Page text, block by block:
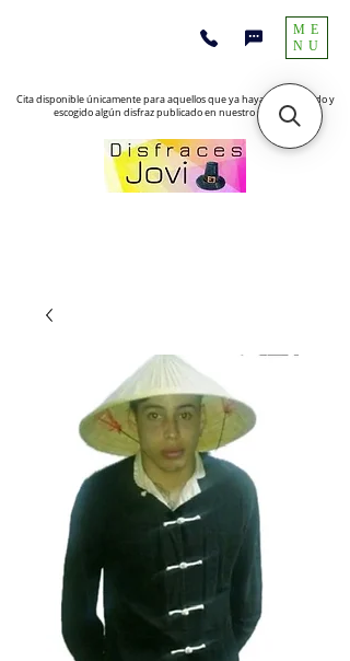
Cita disponible únicamente para aquellos que ya hayan encontrado y
escogido algún disfraz publicado en nuestro sitio web
ME
NU